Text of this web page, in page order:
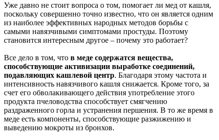
Уже давно не стоит вопроса о том, помогает ли мед от кашля,
поскольку совершенно точно известно, что он является одним
из наиболее эффективных народных методов борьбы с
самыми навязчивыми симптомами простуды. Поэтому
становится интересным другое – почему это работает?
Все дело в том, что в меде содержатся вещества,
способствующие активизации выработке соединений,
подавляющих кашлевой центр. Благодаря этому частота и
интенсивность навязчивого кашля снижается. Кроме того, за
счет его обволакивающего действия употребление этого
продукта пчеловодства способствует смягчению
раздраженного горла и устранения першения. В то же время в
меде есть компоненты, способствующие разжижению и
выведению мокроты из бронхов.